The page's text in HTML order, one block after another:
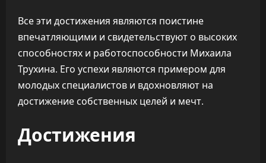
Все эти достижения являются поистине
впечатляющими и свидетельствуют о высоких
способностях и работоспособности Михаила
Трухина. Его успехи являются примером для
молодых специалистов и вдохновляют на
достижение собственных целей и мечт.
Достижения